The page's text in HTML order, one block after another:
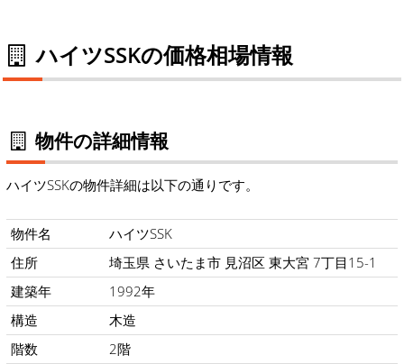
ハイツSSKの価格相場情報
物件の詳細情報
ハイツSSKの物件詳細は以下の通りです。
物件名
ハイツSSK
住所
埼玉県 さいたま市 見沼区 東大宮 7丁目15-1
建築年
1992年
構造
木造
階数
2階